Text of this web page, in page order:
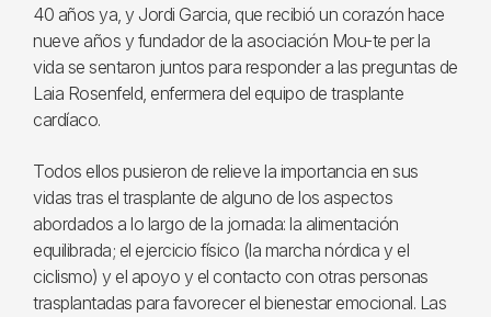
40 años ya, y Jordi Garcia, que recibió un corazón hace
nueve años y fundador de la asociación Mou-te per la
vida se sentaron juntos para responder a las preguntas de
Laia Rosenfeld, enfermera del equipo de trasplante
cardíaco.
Todos ellos pusieron de relieve la importancia en sus
vidas tras el trasplante de alguno de los aspectos
abordados a lo largo de la jornada: la alimentación
equilibrada; el ejercicio físico (la marcha nórdica y el
ciclismo) y el apoyo y el contacto con otras personas
trasplantadas para favorecer el bienestar emocional. Las